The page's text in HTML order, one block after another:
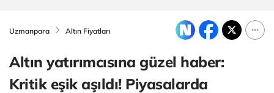
Uzmanpara Altın Fiyatları
Altın yatırımcısına güzel haber:
Kritik eşik aşıldı! Piyasalarda